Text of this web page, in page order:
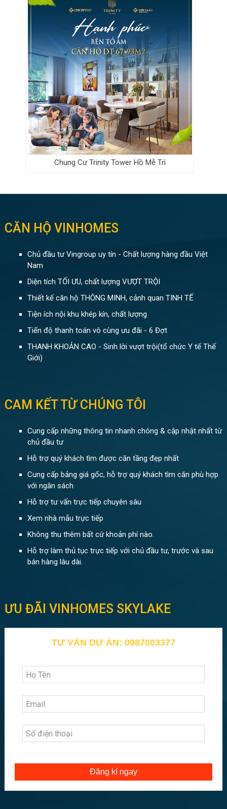
Chung Cư Trinity Tower Hồ Mễ Trì
CĂN HỘ VINHOMES
Chủ đầu tư Vingroup uy tín - Chất lượng hàng đầu Việt
Nam
Diện tích TỐI ƯU, chất lượng VƯỢT TRỘI
Thiết kế căn hộ THÔNG MINH, cảnh quan TINH TẾ
Tiện ích nội khu khép kín, chất lượng
Tiến độ thanh toán vô cùng ưu đãi - 6 Đợt
THANH KHOẢN CAO - Sinh lời vượt trội(tổ chức Y tế Thế
Giới)
CAM KẾT TỪ CHÚNG TÔI
Cung cấp những thông tin nhanh chóng & cập nhật nhất từ
chủ đầu tư
Hỗ trợ quý khách tìm được căn tầng đẹp nhất
Cung cấp bảng giá gốc, hỗ trợ quý khách tìm căn phù hợp
với ngân sách
Hỗ trợ tư vấn trực tiếp chuyên sâu
Xem nhà mẫu trực tiếp
Không thu thêm bất cứ khoản phí nào.
Hỗ trợ làm thủ tục trực tiếp với chủ đầu tư, trước và sau
bán hàng lâu dài.
ƯU ĐÃI VINHOMES SKYLAKE
TƯ VẤN DỰ ÁN: 0987003377
Đăng kí ngay